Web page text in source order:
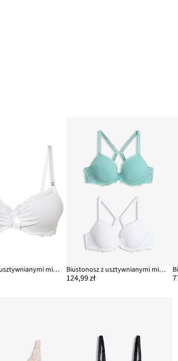
Biustonosz z usztywnianymi miseczkami z poliamidu z recyklingu Biustonosz z usztywnianymi miseczkami, z delikatną koronką (2 szt.)
124,99 zł